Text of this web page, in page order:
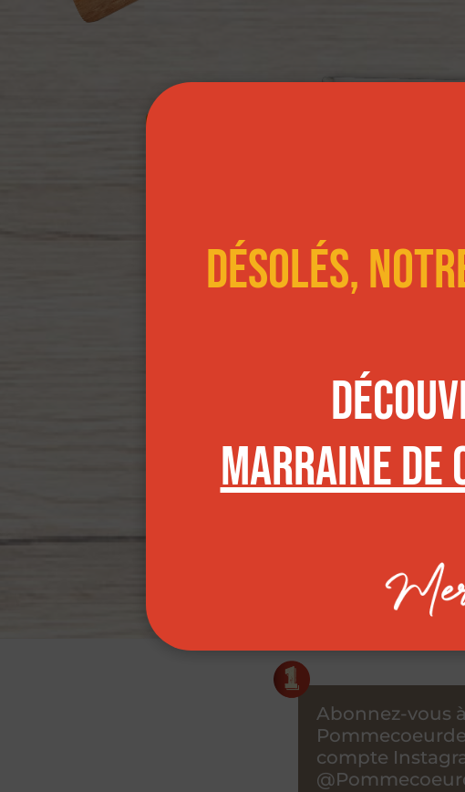
Abonnez-vous
compte
Désolés,
marraine